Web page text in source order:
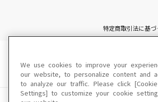
特定商取引法に基づ
このサイトに掲載
We use cookies to improve your
our website, to personalize content and
to analyze our traffic. Please click [Cookie
Settings] to customize your cookie